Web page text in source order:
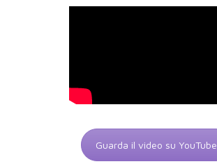
Guarda il video su YouTube